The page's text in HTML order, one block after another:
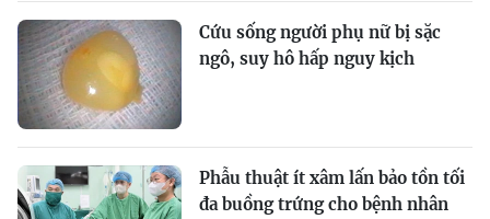
Cứu sống người phụ nữ bị sặc
ngô, suy hô hấp nguy kịch
Phẫu thuật ít xâm lấn bảo tồn tối
đa buồng trứng cho bệnh nhân